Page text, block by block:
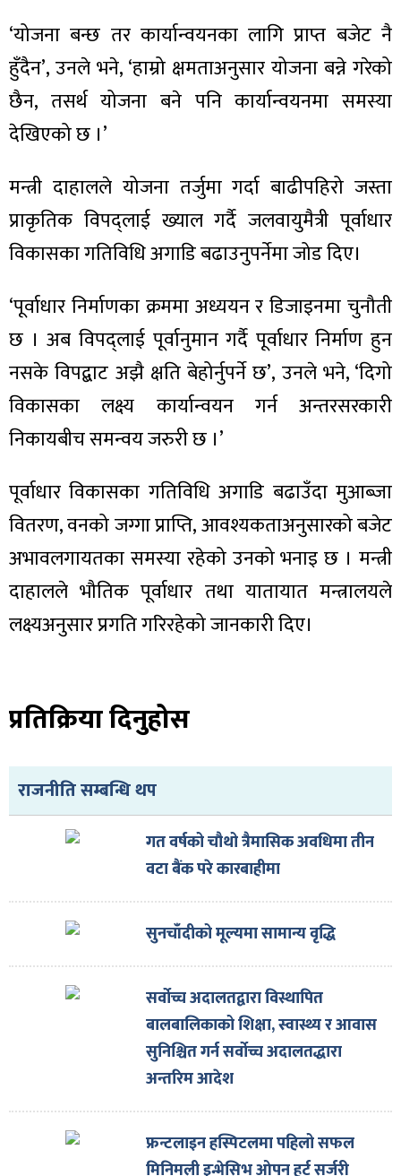
‘योजना बन्छ तर कार्यान्वयनका लागि प्राप्त बजेट नै
हुँदैन’, उनले भने, ‘हाम्रो क्षमताअनुसार योजना बन्ने गरेको
छैन, तसर्थ योजना बने पनि कार्यान्वयनमा समस्या
देखिएको छ ।’
मन्त्री दाहालले योजना तर्जुमा गर्दा बाढीपहिरो जस्ता
प्राकृतिक विपद्लाई ख्याल गर्दै जलवायुमैत्री पूर्वाधार
विकासका गतिविधि अगाडि बढाउनुपर्नेमा जोड दिए।
‘पूर्वाधार निर्माणका क्रममा अध्ययन र डिजाइनमा चुनौती
छ । अब विपद्लाई पूर्वानुमान गर्दै पूर्वाधार निर्माण हुन
नसके विपद्बाट अझै क्षति बेहोर्नुपर्ने छ’, उनले भने, ‘दिगो
विकासका लक्ष्य कार्यान्वयन गर्न अन्तरसरकारी
निकायबीच समन्वय जरुरी छ ।’
पूर्वाधार विकासका गतिविधि अगाडि बढाउँदा मुआब्जा
वितरण, वनको जग्गा प्राप्ति, आवश्यकताअनुसारको बजेट
अभावलगायतका समस्या रहेको उनको भनाइ छ । मन्त्री
दाहालले भौतिक पूर्वाधार तथा यातायात मन्त्रालयले
लक्ष्यअनुसार प्रगति गरिरहेको जानकारी दिए।
प्रतिक्रिया दिनुहोस
राजनीति सम्बन्धि थप
गत वर्षको चौथो त्रैमासिक अवधिमा तीन
वटा बैंक परे कारबाहीमा
सुनचाँदीको मूल्यमा सामान्य वृद्धि
सर्वोच्च अदालतद्वारा विस्थापित
बालबालिकाको शिक्षा, स्वास्थ्य र आवास
सुनिश्चित गर्न सर्वोच्च अदालतद्धारा
अन्तरिम आदेश
फ्रन्टलाइन हस्पिटलमा पहिलो सफल
मिनिमली इन्भेसिभ ओपन हर्ट सर्जरी